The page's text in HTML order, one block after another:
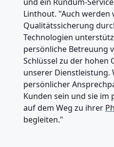
Linthout. "Auch werden
Qualitätssicherung
Technologien
persönliche Betreuung
Schlüssel zu der hohen
unserer Dienstleistung.
persönlicher
Kunden sein und sie
auf dem Weg zu ihrer
begleiten."